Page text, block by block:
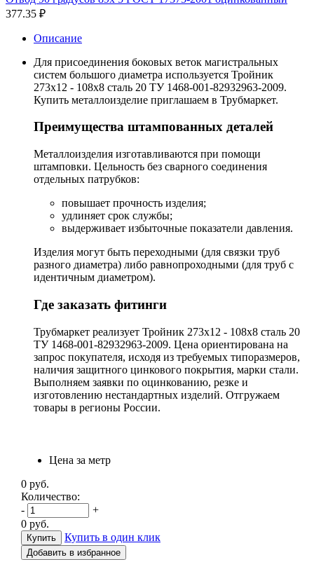
377.35 ₽
Описание
Для присоединения боковых веток магистральных
систем большого диаметра используется Тройник
273х12 - 108х8 сталь 20 ТУ 1468-001-82932963-2009.
Купить металлоизделие приглашаем в Трубмаркет.
Преимущества штампованных деталей
Металлоизделия изготавливаются при помощи
штамповки. Цельность без сварного соединения
отдельных патрубков:
повышает прочность изделия;
удлиняет срок службы;
выдерживает избыточные показатели давления.
Изделия могут быть переходными (для связки труб
разного диаметра) либо равнопроходными (для труб с
идентичным диаметром).
Где заказать фитинги
Трубмаркет реализует Тройник 273х12 - 108х8 сталь 20
ТУ 1468-001-82932963-2009. Цена ориентирована на
запрос покупателя, исходя из требуемых типоразмеров,
наличия защитного цинкового покрытия, марки стали.
Выполняем заявки по оцинкованию, резке и
изготовлению нестандартных изделий. Отгружаем
товары в регионы России.
Цена за метр
0 руб.
Количество:
-
+
0 руб.
Купить в один клик
Добавить в избранное